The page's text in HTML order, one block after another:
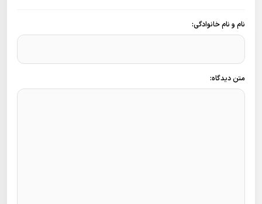
نام و نام خانوادگی:
متن دیدگاه: